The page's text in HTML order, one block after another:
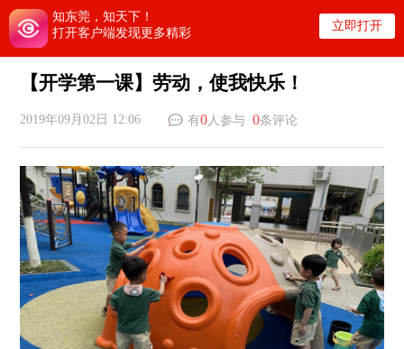
知东莞，知天下！
打开客户端发现更多精彩
立即打开
【开学第一课】劳动，使我快乐！
2019年09月02日 12:06 有0人参与0条评论